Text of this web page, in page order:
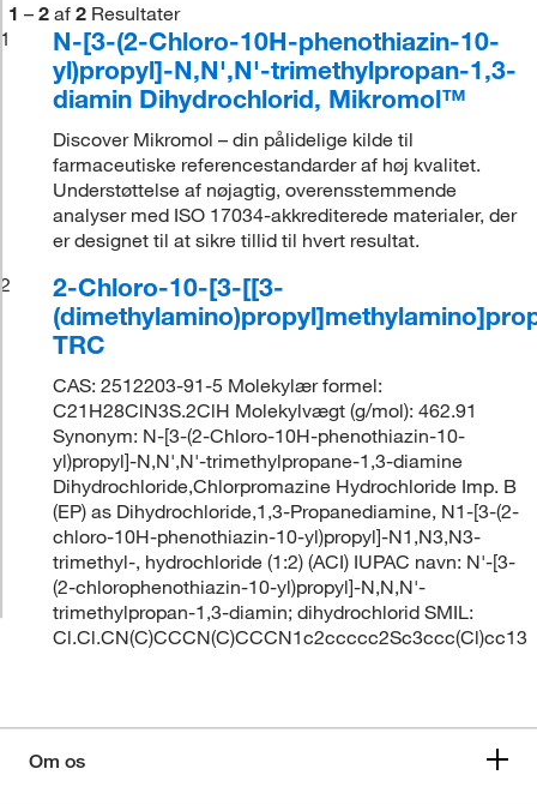
1 – 2 af 2 Resultater
1
N-[3-(2-Chloro-10H-phenothiazin-10-
yl)propyl]-N,N',N'-trimethylpropan-1,3-
diamin Dihydrochlorid, Mikromol™
Discover Mikromol – din pålidelige kilde til
farmaceutiske referencestandarder af høj kvalitet.
Understøttelse af nøjagtig, overensstemmende
analyser med ISO 17034-akkrediterede materialer, der
er designet til at sikre tillid til hvert resultat.
2
2-Chloro-10-[3-[[3-
TRC
CAS: 2512203-91-5 Molekylær formel:
C21H28ClN3S.2ClH Molekylvægt (g/mol): 462.91
Synonym: N-[3-(2-Chloro-10H-phenothiazin-10-
yl)propyl]-N,N',N'-trimethylpropane-1,3-diamine
Dihydrochloride,Chlorpromazine Hydrochloride Imp. B
(EP) as Dihydrochloride,1,3-Propanediamine, N1-[3-(2-
chloro-10H-phenothiazin-10-yl)propyl]-N1,N3,N3-
trimethyl-, hydrochloride (1:2) (ACI) IUPAC navn: N'-[3-
(2-chlorophenothiazin-10-yl)propyl]-N,N,N'-
trimethylpropan-1,3-diamin; dihydrochlorid SMIL:
Cl.Cl.CN(C)CCCN(C)CCCN1c2ccccc2Sc3ccc(Cl)cc13
Om os